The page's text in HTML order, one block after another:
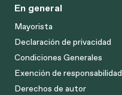
En general
Mayorista
Declaración de privacidad
Condiciones Generales
Exención de responsabilidad
Derechos de autor